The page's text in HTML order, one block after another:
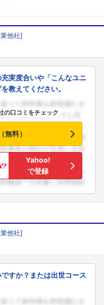
他社]
実度合いや「こんなユニ
教えてください。
の口コミをチェック
無料）
Yahoo!
で登録
他社]
すか？または出世コース